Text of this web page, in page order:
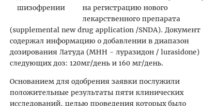
на регистрацию нового
лекарственного препарата
(supplemental new drug application /SNDA). Документ
содержал информацию о добавлении в диапазон
дозирования Латуда (МНН - луразидон / lurasidone)
следующих доз: 120мг/день и 160 мг/день.
Основанием для одобрения заявки послужили
положительные результаты пяти клинических
исследований, целью проведения которых было